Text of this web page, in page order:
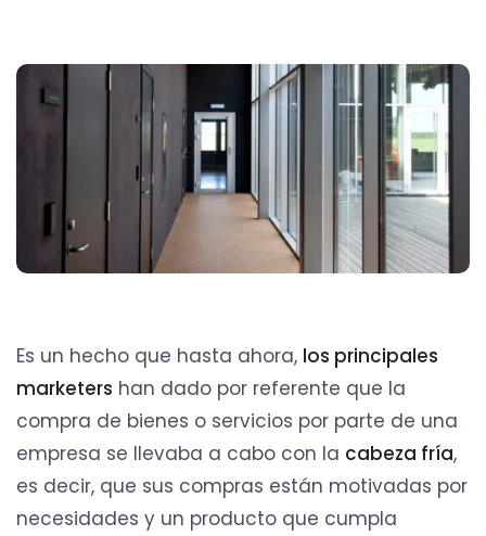
Es un hecho que hasta ahora, los principales
marketers han dado por referente que la
compra de bienes o servicios por parte de una
empresa se llevaba a cabo con la cabeza fría,
es decir, que sus compras están motivadas por
necesidades y un producto que cumpla